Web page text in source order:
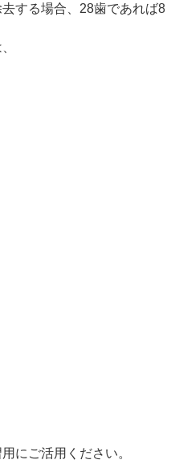
する場合、28歯であれば8
にご活用ください。